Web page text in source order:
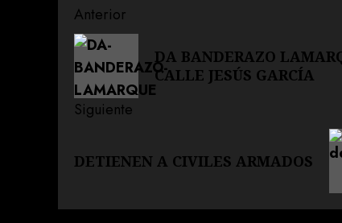
Navegación
de
entradas
Anterior
Entrada
anterior:
DA BANDERAZO
CALLE JESÚS GARCÍA
Siguiente
entrada:
DETIENEN A CIVILES ARMADOS